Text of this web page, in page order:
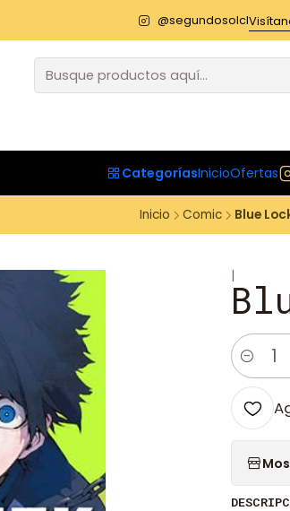
CategoríasInicioOfertas
@segundosolcl
Inicio Comic Blue
|
Cantidad